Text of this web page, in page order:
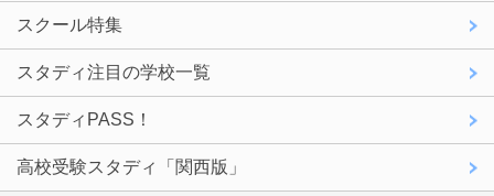
スクール特集
スタディ注目の学校一覧
スタディPASS！
高校受験スタディ「関西版」